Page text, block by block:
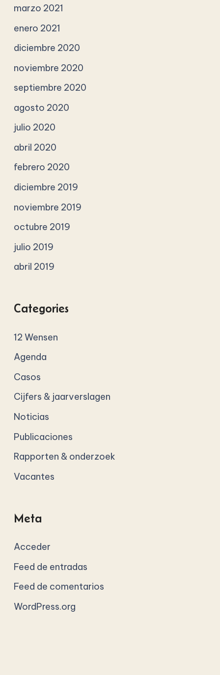
marzo 2021
enero 2021
diciembre 2020
noviembre 2020
septiembre 2020
agosto 2020
julio 2020
abril 2020
febrero 2020
diciembre 2019
noviembre 2019
octubre 2019
julio 2019
abril 2019
Categories
12 Wensen
Agenda
Casos
Cijfers & jaarverslagen
Noticias
Publicaciones
Rapporten & onderzoek
Vacantes
Meta
Acceder
Feed de entradas
Feed de comentarios
WordPress.org